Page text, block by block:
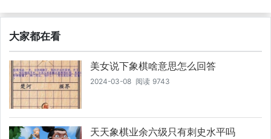
大家都在看
美女说下象棋啥意思怎么回答
2024-03-08 阅读 9743
天天象棋业余六级只有刺史水平吗